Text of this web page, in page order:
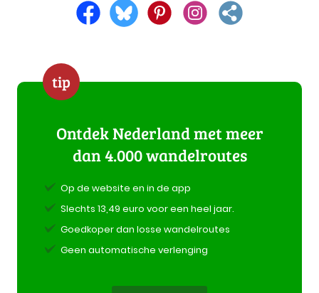
tip
Ontdek Nederland met meer
dan 4.000 wandelroutes
Op de website en in de app
Slechts 13,49 euro voor een heel jaar.
Goedkoper dan losse wandelroutes
Geen automatische verlenging